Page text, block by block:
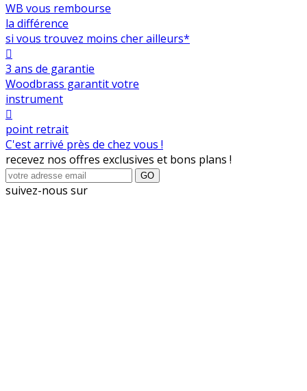
WB vous rembourse
la différence
si vous trouvez moins cher ailleurs*

3 ans de garantie
Woodbrass garantit votre
instrument

point retrait
C'est arrivé près de chez vous !
recevez nos offres exclusives et bons plans !
GO
suivez-nous sur